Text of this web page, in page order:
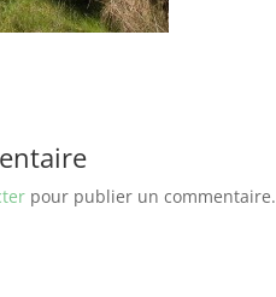
pour publier un commentaire.